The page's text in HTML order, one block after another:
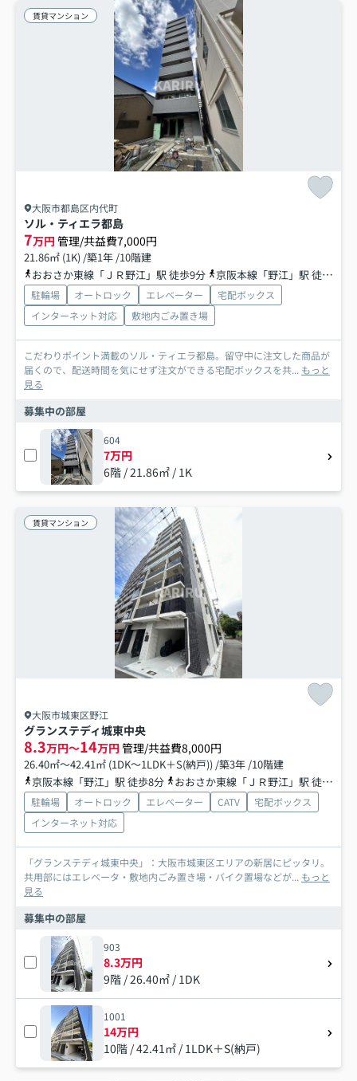
賃貸マンション
大阪市都島区内代町
ソル・ティエラ都島
7万円 管理/共益費7,000円
21.86㎡ (1K) /築1年 /10階建
おおさか東線「ＪＲ野江」駅 徒歩9分
京阪本線「野江」駅 徒歩12分
駐輪場 オートロック エレベーター
宅配ボックス
インターネット対応
敷地内ごみ置き場
こだわりポイント満載のソル・ティエラ都島。留守中に注文した商品が
届くので、配送時間を気にせず注文ができる宅配ボックスを共... もっと
見る
募集中の部屋
604
7万円
6階 / 21.86㎡ / 1K
賃貸マンション
大阪市城東区野江
グランステディ城東中央
8.3万円～14万円 管理/共益費8,000円
26.40㎡～42.41㎡ (1DK～1LDK＋S(納戸)) /築3年 /10階建
京阪本線「野江」駅 徒歩8分
おおさか東線「ＪＲ野江」駅 徒歩9分
駐輪場 オートロック エレベーター CATV
宅配ボックス
インターネット対応
「グランステディ城東中央」：大阪市城東区エリアの新居にピッタリ。
共用部にはエレベータ・敷地内ごみ置き場・バイク置場などが... もっと
見る
募集中の部屋
903
8.3万円
9階 / 26.40㎡ / 1DK
1001
14万円
10階 / 42.41㎡ / 1LDK＋S(納戸)